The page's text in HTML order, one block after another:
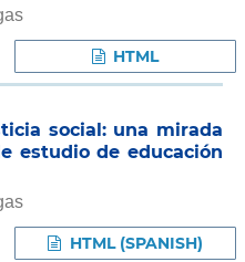
HTML
social: una mirada
estudio de educación
HTML (SPANISH)